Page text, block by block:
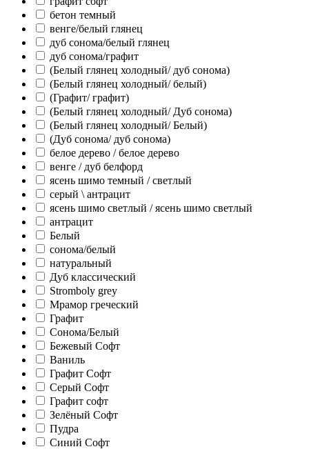
бетон темный
венге/белый глянец
дуб сонома/белый глянец
дуб сонома/графит
(Белый глянец холодный/ дуб сонома)
(Белый глянец холодный/ белый)
(Графит/ графит)
(Белый глянец холодный/ Дуб сонома)
(Белый глянец холодный/ Белый)
(Дуб сонома/ дуб сонома)
белое дерево / белое дерево
венге / дуб белфорд
ясень шимо темный / светлый
серый \ антрацит
ясень шимо светлый / ясень шимо светлый
антрацит
Белый
сонома/белый
натуральный
Дуб классический
Stromboly grey
Мрамор греческий
Графит
Сонома/Белый
Бежевый Софт
Ваниль
Графит Софт
Серый Софт
Графит софт
Зелёный Софт
Пудра
Синий Софт